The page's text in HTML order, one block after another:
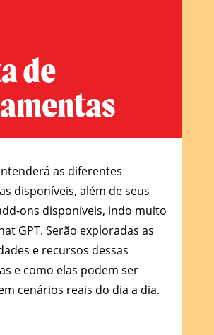
de
as diferentes
disponíveis, além de seus
ons disponíveis, indo muito
GPT. Serão exploradas as
e recursos dessas
e como elas podem ser
cenários reais do dia a dia.